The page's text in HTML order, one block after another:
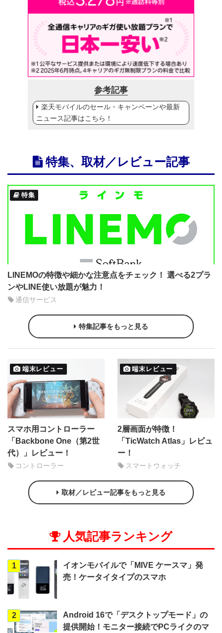
参考記事
楽天モバイルのセール・キャンペーンや最新
ニュース記事はこちら！
特集、取材／レビュー記事
特集
LINEMOの特徴や細かな注意点をチェック！ 選べる2プラ
ンやLINE使い放題が魅力！
通信サービス
特集記事をもっと見る
端末レビュー
スマホ用コントローラー
「Backbone One（第2世
代）」レビュー！
コントローラー
端末レビュー
2層画面が特徴！
「TicWatch Atlas」レビュ
ー！
スマートウォッチ
取材／レビュー記事をもっと見る
人気記事ランキング
1
イオンモバイルで「MIVE ケースマ」発
売！ケータイタイプのスマホ
2
Android 16で「デスクトップモード」の
提供開始！モニター接続でPCライクのマ